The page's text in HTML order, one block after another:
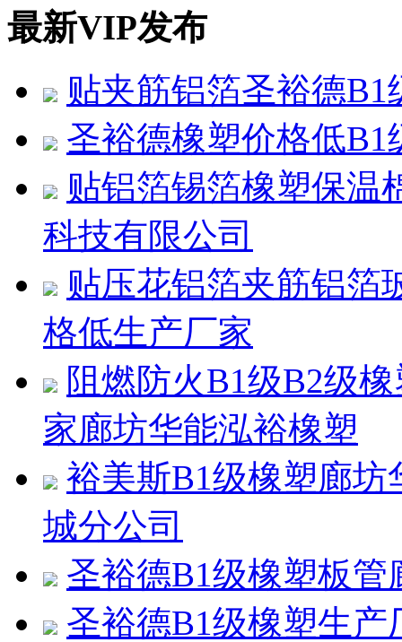
最新VIP发布
贴夹筋铝箔圣裕德B1
圣裕德橡塑价格低
贴铝箔锡箔橡塑保温
科技有限公司
贴压花铝箔夹筋铝箔
格低生产厂家
阻燃防火B1级B2级
家廊坊华能泓裕橡塑
裕美斯B1级橡塑廊
城分公司
圣裕德B1级橡塑板
圣裕德B1级橡塑生